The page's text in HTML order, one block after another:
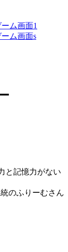
と記憶力がない
のふりーむさん